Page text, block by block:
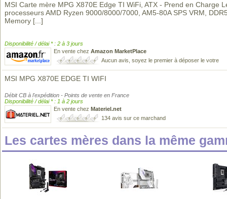
MSI Carte mère MPG X870E Edge TI WiFi, ATX - Prend en Charge
processeurs AMD Ryzen 9000/8000/7000, AM5-80A SPS VRM,
Memory [...]
Disponibilité / délai * : 2 à 3 jours
En vente chez Amazon MarketPlace
Aucun avis, soyez le premier à déposer le votre
MSI MPG X870E EDGE TI WIFI
Débit CB à l'expédition - Points de vente en France
Disponibilité / délai * : 1 à 2 jours
En vente chez Materiel.net
134 avis sur ce marchand
Les cartes mères dans la même